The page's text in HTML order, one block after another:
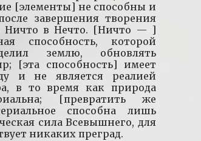
[элементы] не способны и
завершения творения
Ничто в Нечто. [Ничто — ]
способность, которой
землю, обновлять
[эта способность] имеет
и не является реалией
в то время как природа
[превратить же
способна лишь
сила Всевышнего, для
никаких преград.